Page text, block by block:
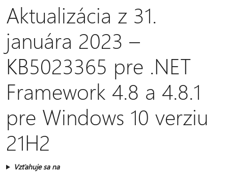
Aktualizácia z 31.
januára 2023 –
KB5023365 pre .NET
Framework 4.8 a 4.8.1
pre Windows 10 verziu
21H2
Vzťahuje sa na